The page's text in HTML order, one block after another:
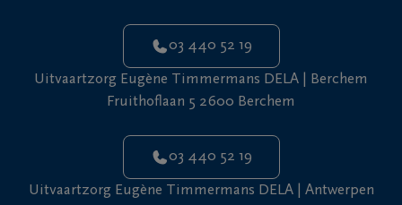
03 440 52 19
Uitvaartzorg Eugène Timmermans DELA | Berchem
Fruithoflaan 5 2600 Berchem
03 440 52 19
Uitvaartzorg Eugène Timmermans DELA | Antwerpen